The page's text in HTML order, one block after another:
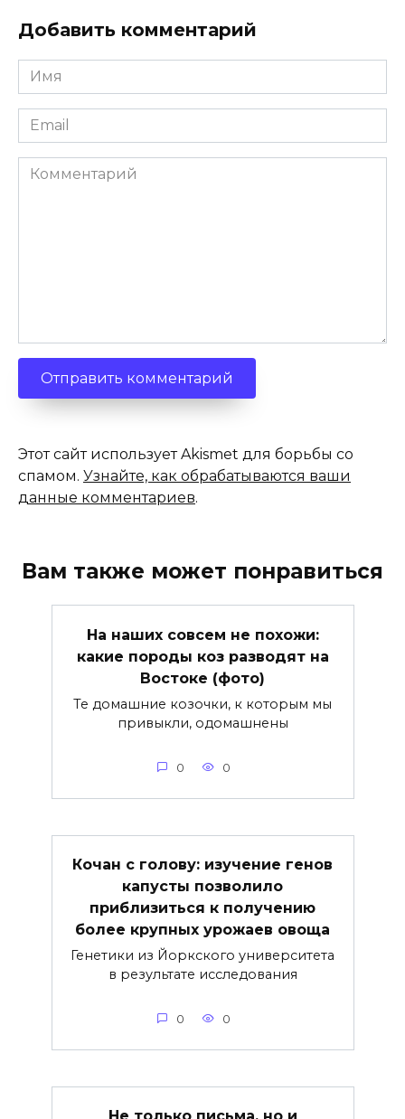
Добавить комментарий
Имя
*
Email
*
Комментарий
Этот сайт использует Akismet для борьбы со
спамом. Узнайте, как обрабатываются ваши
данные комментариев.
Вам также может понравиться
На наших совсем не похожи:
какие породы коз разводят на
Востоке (фото)
Те домашние козочки, к которым мы
привыкли, одомашнены
0 0
Кочан с голову: изучение генов
капусты позволило
приблизиться к получению
более крупных урожаев овоща
Генетики из Йоркского университета
в результате исследования
0 0
Не только письма, но и